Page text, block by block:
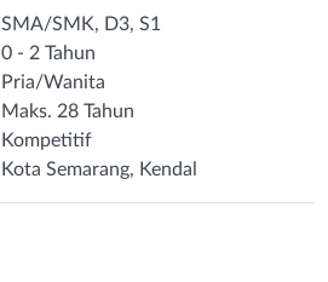
SMA/SMK, D3, S1
0 - 2 Tahun
Pria/Wanita
Maks. 28 Tahun
Kompetitif
Kota Semarang, Kendal